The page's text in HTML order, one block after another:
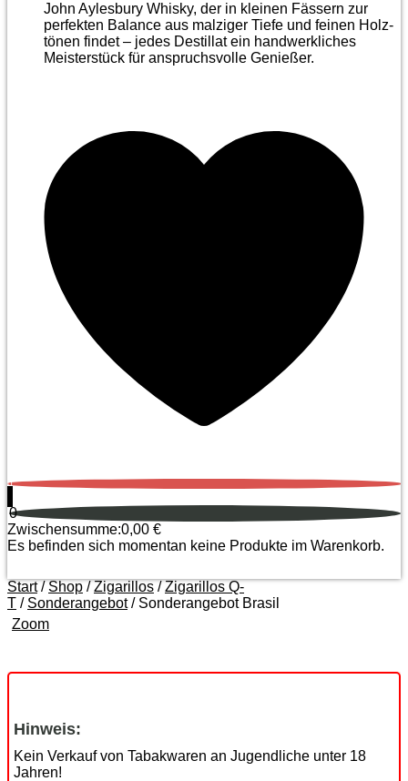
John Aylesbury Whisky, der in kleinen Fässern zur
perfekten Balance aus malziger Tiefe und feinen Holz­
tönen findet – jedes Destillat ein handwerkliches
Meister­stück für anspruchsvolle Genießer.
0
0
Zwischensumme:0,00 €
Es befinden sich momentan keine Produkte im Warenkorb.
Start/ Shop /Zigarillos /Zigarillos Q-
T / Sonderangebot/ Sonderangebot Brasil
Zoom
Hinweis:
Kein Verkauf von Tabakwaren an Jugendliche unter 18
Jahren!